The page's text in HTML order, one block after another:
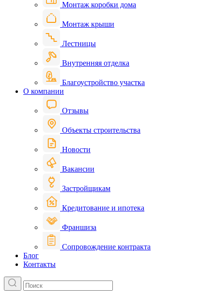
Монтаж коробки дома
Монтаж крыши
Лестницы
Внутренняя отделка
Благоустройство участка
О компании
Отзывы
Объекты строительства
Новости
Вакансии
Застройщикам
Кредитование и ипотека
Франшиза
Сопровождение контракта
Блог
Контакты